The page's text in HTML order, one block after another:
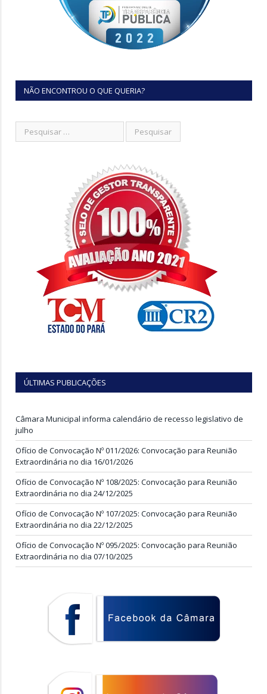
NÃO ENCONTROU O QUE QUERIA?
ÚLTIMAS PUBLICAÇÕES
Câmara Municipal informa calendário de recesso legislativo de
julho
Ofício de Convocação Nº 011/2026: Convocação para Reunião
Extraordinária no dia 16/01/2026
Ofício de Convocação Nº 108/2025: Convocação para Reunião
Extraordinária no dia 24/12/2025
Ofício de Convocação Nº 107/2025: Convocação para Reunião
Extraordinária no dia 22/12/2025
Ofício de Convocação Nº 095/2025: Convocação para Reunião
Extraordinária no dia 07/10/2025